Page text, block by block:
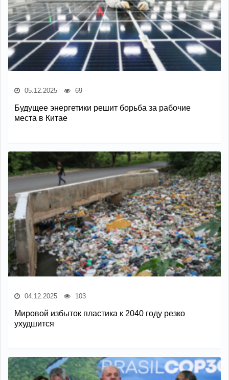
05.12.2025 69
Будущее энергетики решит борьба за рабочие
места в Китае
04.12.2025 103
Мировой избыток пластика к 2040 году резко
ухудшится